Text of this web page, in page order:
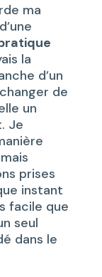
ma
la
d’un
de
un
Je
prises
instant
facile que
seul
dans le